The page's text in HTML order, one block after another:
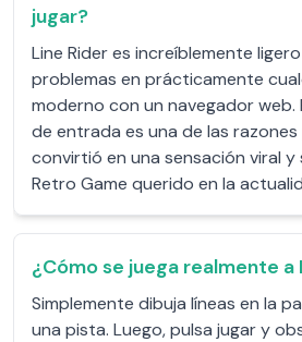
jugar?
Line Rider es increíblemente
problemas en prácticamente
moderno con un navegador web.
de entrada es una de las
convirtió en una sensación viral y
Retro Game querido en la
¿Cómo se juega realmente a
Simplemente dibuja líneas en la
una pista. Luego, pulsa jugar y